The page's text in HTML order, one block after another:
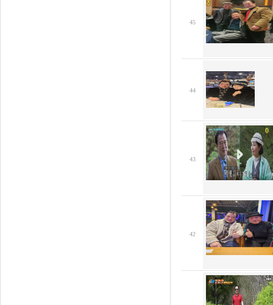
45
44
43
42